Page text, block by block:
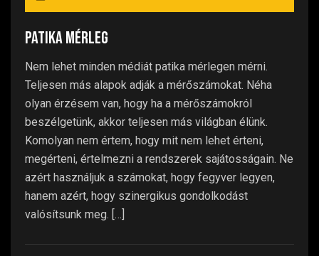
Patika mérleg
Nem lehet minden médiát patika mérlegen mérni.
Teljesen más alapok adják a mérőszámokat. Néha
olyan érzésem van, hogy ha a mérőszámokról
beszélgetünk, akkor teljesen más világban élünk.
Komolyan nem értem, hogy mit nem lehet érteni,
megérteni, értelmezni a rendszerek sajátosságain. Ne
azért használjuk a számokat, hogy fegyver legyen,
hanem azért, hogy szinergikus gondolkodást
valósítsunk meg. […]